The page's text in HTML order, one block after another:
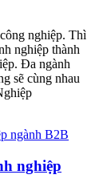
nghiệp. Thì
nghiệp thành
Đa ngành
sẽ cùng nhau
nghiệp